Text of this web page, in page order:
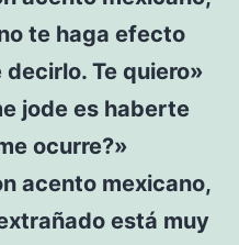
te haga efecto
Te quiero»
jode es haberte
ocurre?»
acento mexicano,
está muy